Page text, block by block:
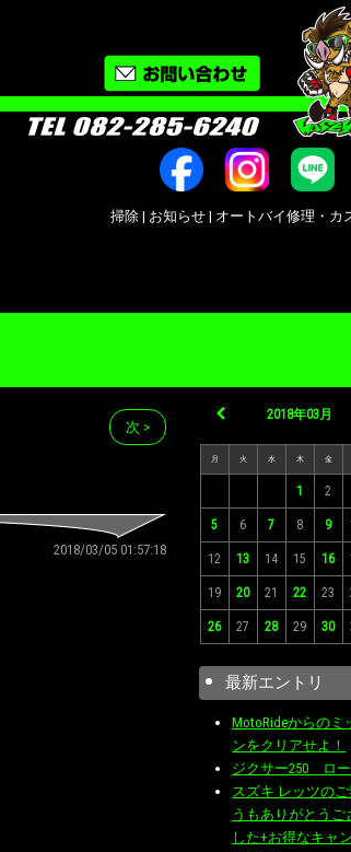
掃除 | お知らせ | オートバイ修理・カスタ
次 >
2018/03/05 01:57:18
2018年03月
月 火 水 木 金
1 2
5 6 7 8 9
12 13 14 15 16
19 20 21 22 23
26 27 28 29 30
最新エントリ
MotoRideからのミ
ンをクリアせよ！
ジクサー250 ロ
スズキ レッツの
うもありがとうご
した+お得なキャ